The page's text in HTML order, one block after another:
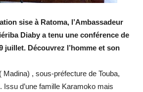
sise à Ratoma, l’Ambassadeur
Diaby a tenu une conférence de
juillet. Découvrez l’homme et son
Madina) , sous-préfecture de Touba,
Issu d’une famille Karamoko mais